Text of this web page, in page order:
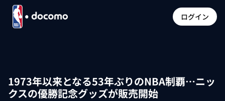
ログイン
1973年以来となる53年ぶりのNBA制覇…ニッ
クスの優勝記念グッズが販売開始